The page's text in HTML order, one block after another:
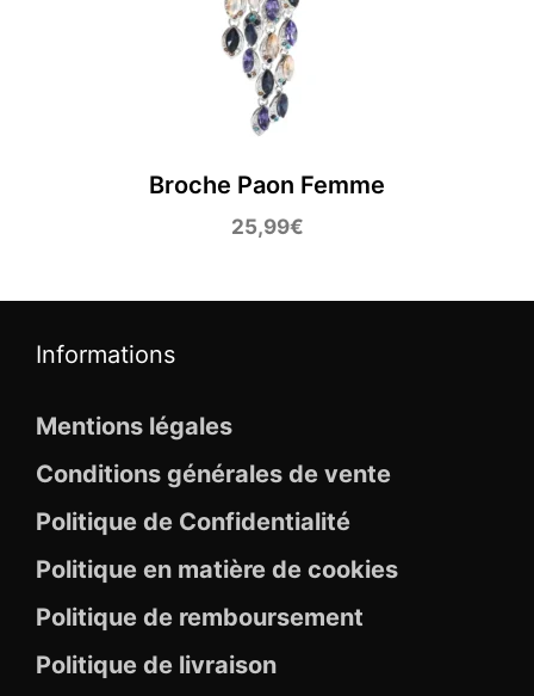
Broche Paon Femme
25,99€
Informations
Mentions légales
Conditions générales de vente
Politique de Confidentialité
Politique en matière de cookies
Politique de remboursement
Politique de livraison